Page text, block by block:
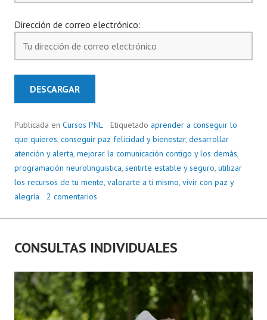
Dirección de correo electrónico:
Publicada en Cursos PNL Etiquetado aprender a conseguir lo
que quieres conseguir paz felicidad y bienestar, desarrollar
atención y alerta mejorar la comunicación contigo y los demás
programación neurolinguistica sentirte estable y seguro utilizar
los recursos de tu mente valorarte a ti mismo vivir con paz y
alegría
2 comentarios
CONSULTAS INDIVIDUALES